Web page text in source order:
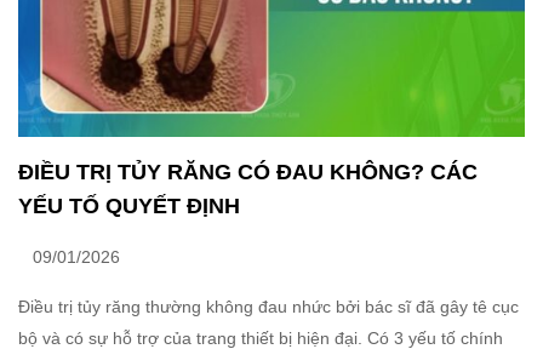
ĐIỀU TRỊ TỦY RĂNG CÓ ĐAU KHÔNG? CÁC
YẾU TỐ QUYẾT ĐỊNH
09/01/2026
Điều trị tủy răng thường không đau nhức bởi bác sĩ đã gây tê cục
bộ và có sự hỗ trợ của trang thiết bị hiện đại. Có 3 yếu tố chính